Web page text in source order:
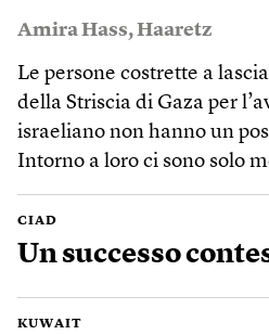
Amira Hass,Haaretz
Le persone costrette a
della Striscia di Gaza per
israeliano non hanno un
Intorno a loro ci sono solo
CIAD
Un successo
KUWAIT